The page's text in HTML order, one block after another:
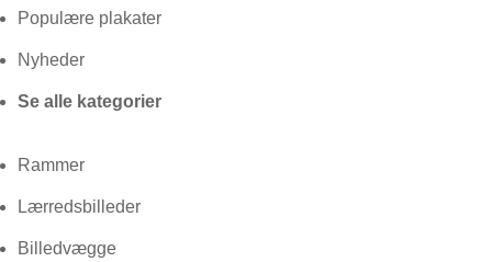
Populære plakater
Nyheder
Se alle kategorier
Rammer
Lærredsbilleder
Billedvægge